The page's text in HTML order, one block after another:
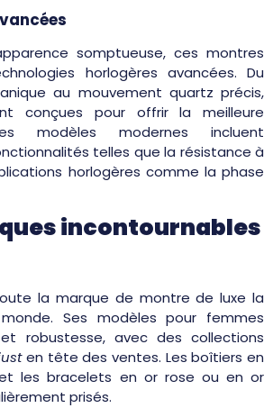
somptueuse, ces montres
horlogères avancées. Du
au mouvement quartz précis,
conçues pour offrir la meilleure
modèles modernes incluent
telles que la résistance à
horlogères comme la phase
incontournables
la marque de montre de luxe la
Ses modèles pour femmes
robustesse, avec des collections
en tête des ventes. Les boîtiers en
les bracelets en or rose ou en or
prisés.